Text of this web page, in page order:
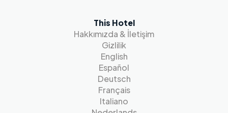
This Hotel
Hakkımızda & İletişim
Gizlilik
English
Español
Deutsch
Français
Italiano